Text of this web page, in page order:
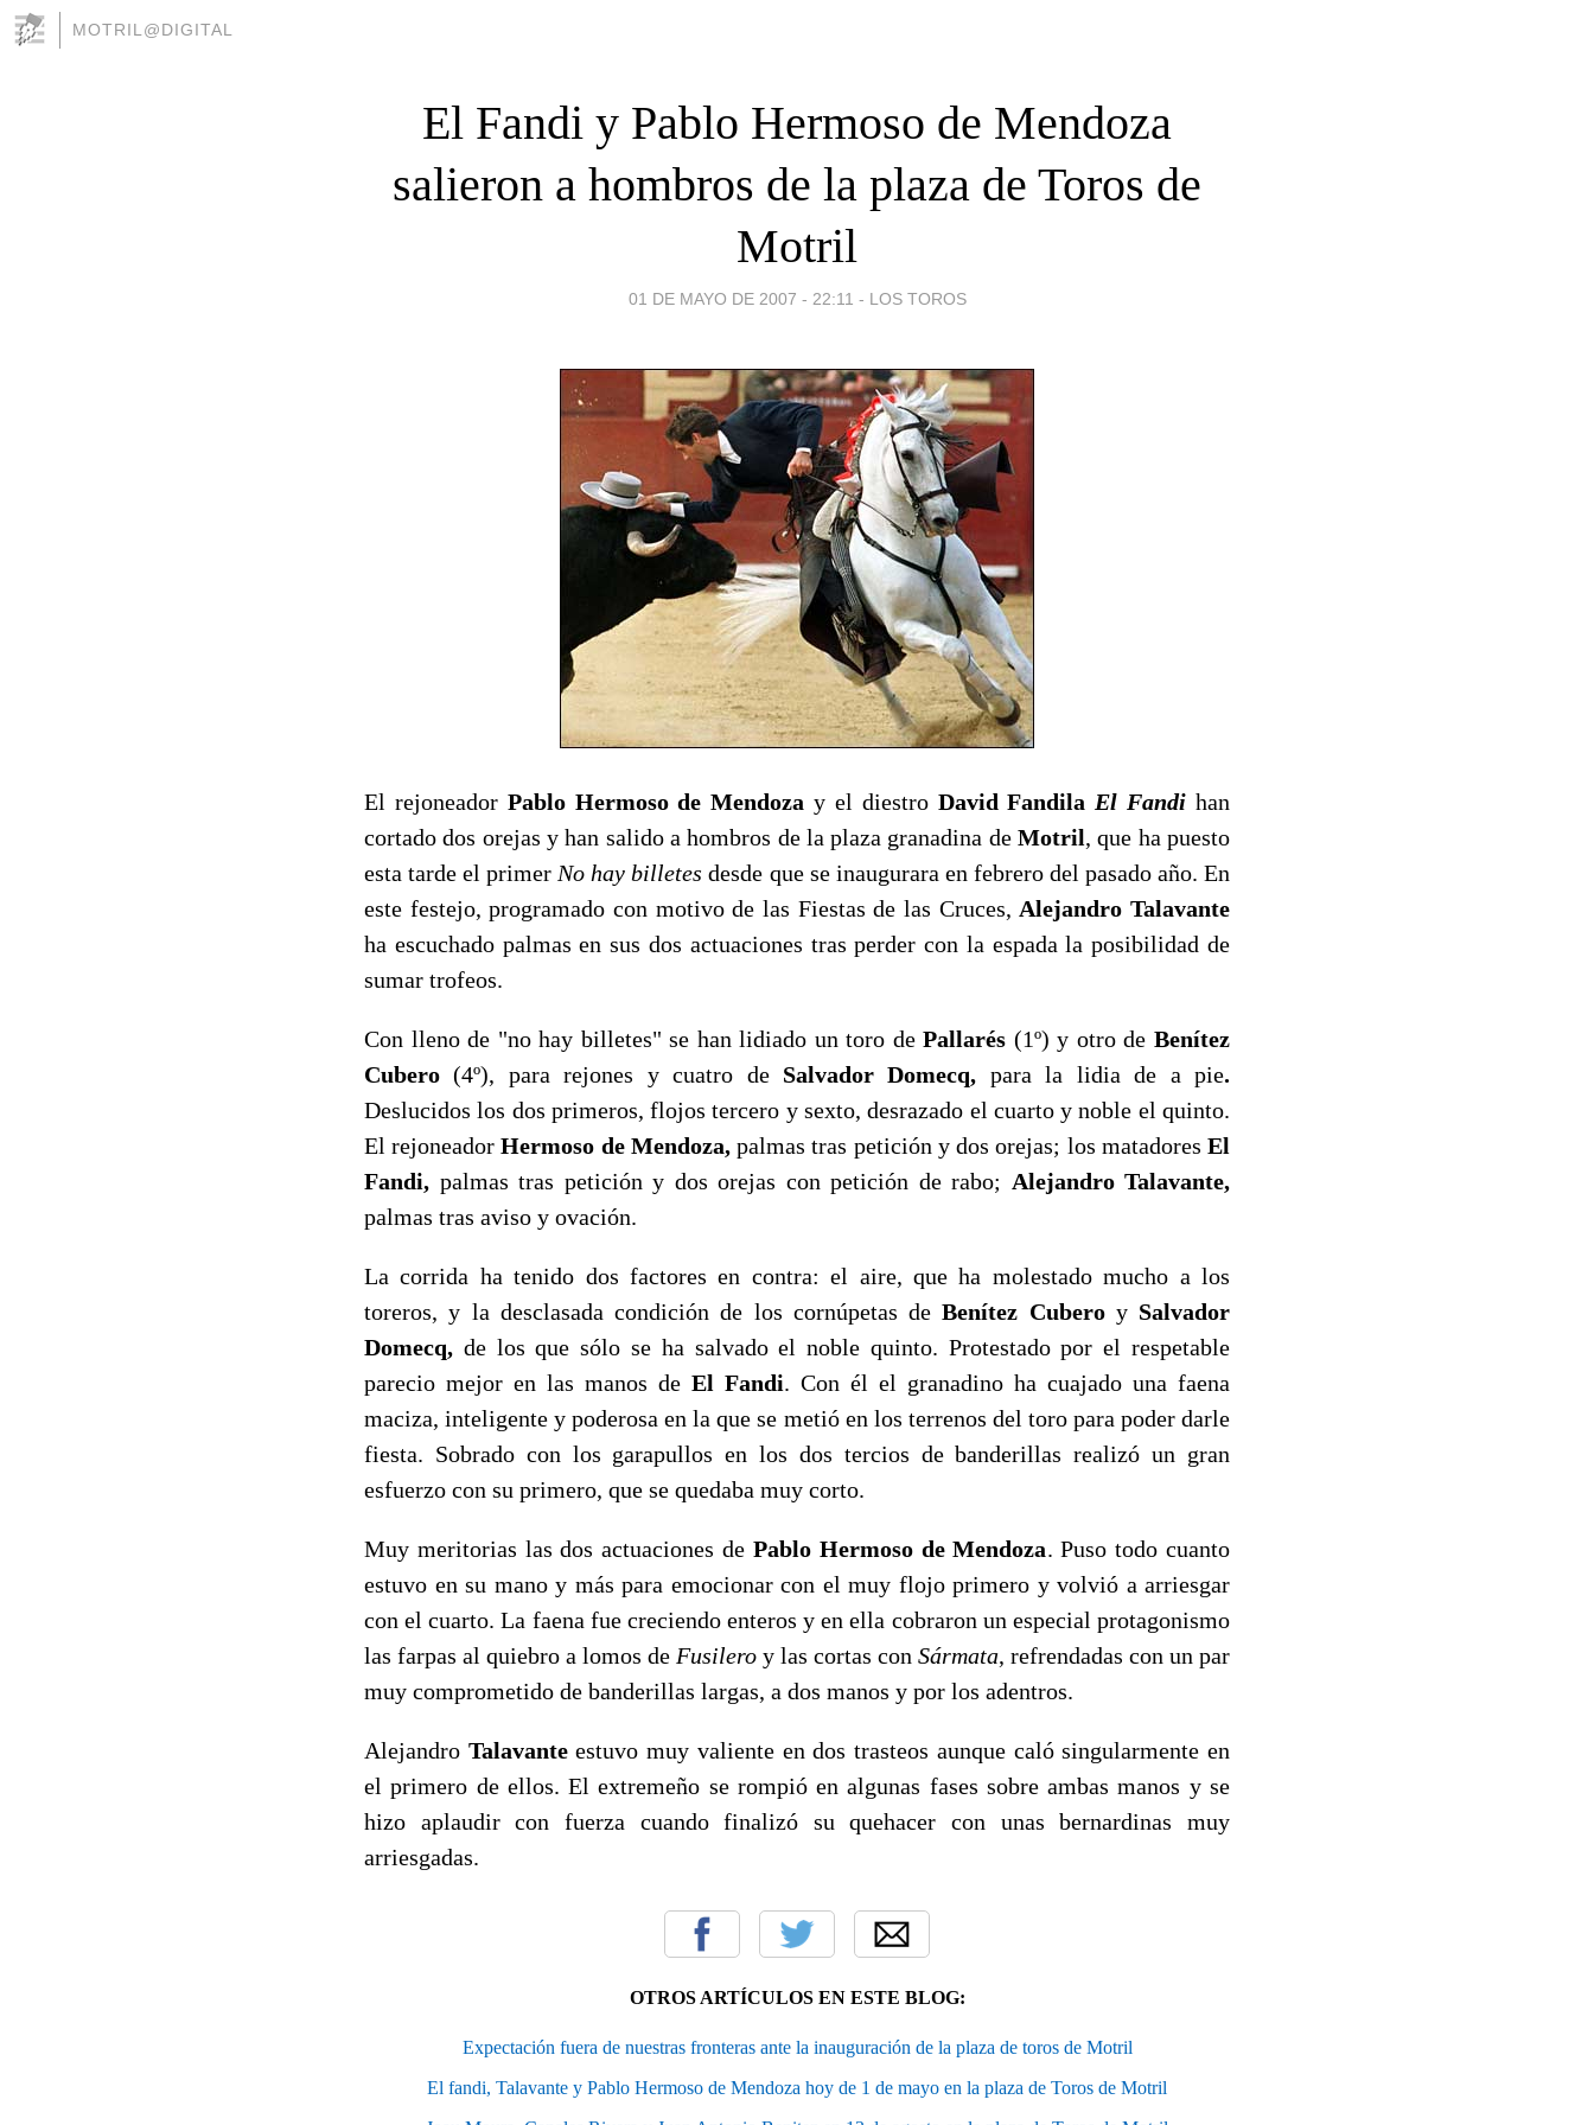
MOTRIL@DIGITAL
El Fandi y Pablo Hermoso de Mendoza
salieron a hombros de la plaza de Toros de
Motril
01 DE MAYO DE 2007 - 22:11 - LOS TOROS
El rejoneador Pablo Hermoso de Mendoza y el diestro David Fandila El Fandi han
cortado dos orejas y han salido a hombros de la plaza granadina deMotril, que ha puesto
esta tarde el primer No hay billetes desde que se inaugurara en febrero del pasado año. En
este festejo, programado con motivo de las Fiestas de las Cruces, Alejandro Talavante
ha escuchado palmas en sus dos actuaciones tras perder con la espada la posibilidad de
sumar trofeos.
Con lleno de "no hay billetes" se han lidiado un toro dePallarés (1º) y otro deBenítez
Cubero(4º), para rejones y cuatro de Salvador Domecq, para la lidia de a pie.
Deslucidos los dos primeros, flojos tercero y sexto, desrazado el cuarto y noble el quinto.
El rejoneadorHermoso de Mendoza,palmas tras petición y dos orejas; los matadoresEl
Fandi, palmas tras petición y dos orejas con petición de rabo; Alejandro Talavante,
palmas tras aviso y ovación.
La corrida ha tenido dos factores en contra: el aire, que ha molestado mucho a los
toreros, y la desclasada condición de los cornúpetas deBenítez Cuberoy Salvador
Domecq, de los que sólo se ha salvado el noble quinto. Protestado por el respetable
parecio mejor en las manos de El Fandi. Con él el granadino ha cuajado una faena
maciza, inteligente y poderosa en la que se metió en los terrenos del toro para poder darle
fiesta. Sobrado con los garapullos en los dos tercios de banderillas realizó un gran
esfuerzo con su primero, que se quedaba muy corto.
Muy meritorias las dos actuaciones de Pablo Hermoso de Mendoza. Puso todo cuanto
estuvo en su mano y más para emocionar con el muy flojo primero y volvió a arriesgar
con el cuarto. La faena fue creciendo enteros y en ella cobraron un especial protagonismo
las farpas al quiebro a lomos de Fusilero y las cortas con Sármata, refrendadas con un par
muy comprometido de banderillas largas, a dos manos y por los adentros.
Alejandro Talavanteestuvo muy valiente en dos trasteos aunque caló singularmente en
el primero de ellos. El extremeño se rompió en algunas fases sobre ambas manos y se
hizo aplaudir con fuerza cuando finalizó su quehacer con unas bernardinas muy
arriesgadas.
OTROS ARTÍCULOS EN ESTE BLOG:
Expectación fuera de nuestras fronteras ante la inauguración de la plaza de toros de Motril
El fandi, Talavante y Pablo Hermoso de Mendoza hoy de 1 de mayo en la plaza de Toros de Motril